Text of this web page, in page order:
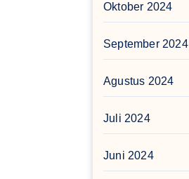
Oktober 2024
September 2024
Agustus 2024
Juli 2024
Juni 2024